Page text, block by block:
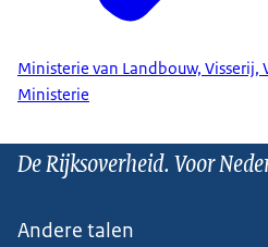
Ministerie van Landbouw, Visserij,
Ministerie
De Rijksoverheid. Voor
Andere talen